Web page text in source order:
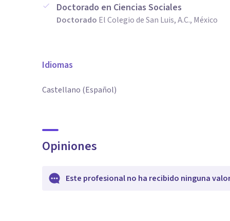
Doctorado en Ciencias Sociales
Doctorado El Colegio de San Luis, A.C., México
Idiomas
Castellano (Español)
Opiniones
Este profesional no ha recibido ninguna